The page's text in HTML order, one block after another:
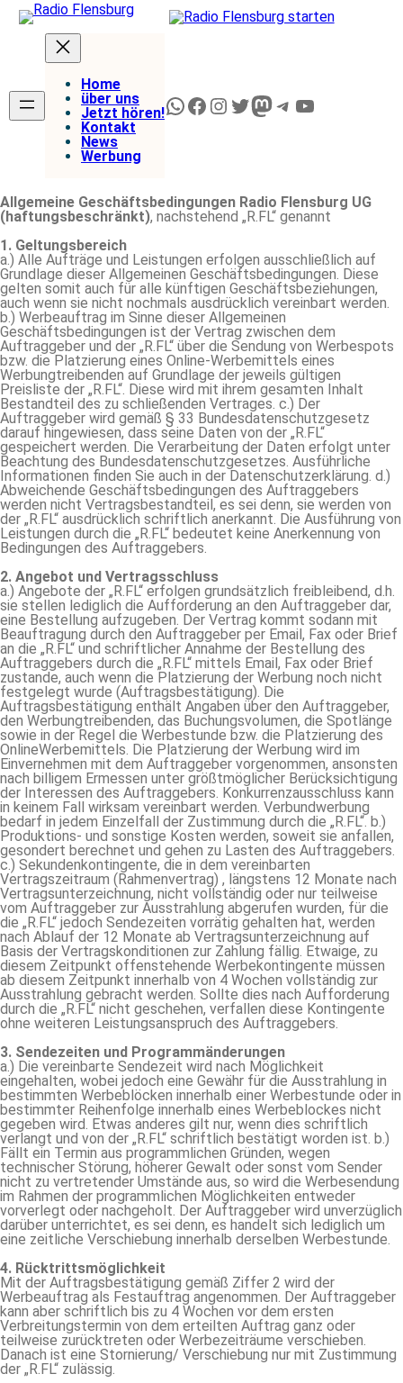
Zum
Inhalt
springen
Home
über uns
Jetzt hören!
Kontakt
News
Werbung
WhatsApp
Facebook
Instagram
Twitter
Mastodon
Telegram
YouTube
Allgemeine Geschäftsbedingungen Radio Flensburg UG
(haftungsbeschränkt), nachstehend „R.FL“ genannt
1. Geltungsbereich
a.) Alle Aufträge und Leistungen erfolgen ausschließlich auf
Grundlage dieser Allgemeinen Geschäftsbedingungen. Diese
gelten somit auch für alle künftigen Geschäftsbeziehungen,
auch wenn sie nicht nochmals ausdrücklich vereinbart werden.
b.) Werbeauftrag im Sinne dieser Allgemeinen
Geschäftsbedingungen ist der Vertrag zwischen dem
Auftraggeber und der „R.FL“ über die Sendung von Werbespots
bzw. die Platzierung eines Online-Werbemittels eines
Werbungtreibenden auf Grundlage der jeweils gültigen
Preisliste der „R.FL“. Diese wird mit ihrem gesamten Inhalt
Bestandteil des zu schließenden Vertrages. c.) Der
Auftraggeber wird gemäß § 33 Bundesdatenschutzgesetz
darauf hingewiesen, dass seine Daten von der „R.FL“
gespeichert werden. Die Verarbeitung der Daten erfolgt unter
Beachtung des Bundesdatenschutzgesetzes. Ausführliche
Informationen finden Sie auch in der Datenschutzerklärung. d.)
Abweichende Geschäftsbedingungen des Auftraggebers
werden nicht Vertragsbestandteil, es sei denn, sie werden von
der „R.FL“ ausdrücklich schriftlich anerkannt. Die Ausführung von
Leistungen durch die „R.FL“ bedeutet keine Anerkennung von
Bedingungen des Auftraggebers.
2. Angebot und Vertragsschluss
a.) Angebote der „R.FL“ erfolgen grundsätzlich freibleibend, d.h.
sie stellen lediglich die Aufforderung an den Auftraggeber dar,
eine Bestellung aufzugeben. Der Vertrag kommt sodann mit
Beauftragung durch den Auftraggeber per Email, Fax oder Brief
an die „R.FL“ und schriftlicher Annahme der Bestellung des
Auftraggebers durch die „R.FL“ mittels Email, Fax oder Brief
zustande, auch wenn die Platzierung der Werbung noch nicht
festgelegt wurde (Auftragsbestätigung). Die
Auftragsbestätigung enthält Angaben über den Auftraggeber,
den Werbungtreibenden, das Buchungsvolumen, die Spotlänge
sowie in der Regel die Werbestunde bzw. die Platzierung des
OnlineWerbemittels. Die Platzierung der Werbung wird im
Einvernehmen mit dem Auftraggeber vorgenommen, ansonsten
nach billigem Ermessen unter größtmöglicher Berücksichtigung
der Interessen des Auftraggebers. Konkurrenzausschluss kann
in keinem Fall wirksam vereinbart werden. Verbundwerbung
bedarf in jedem Einzelfall der Zustimmung durch die „R.FL“. b.)
Produktions- und sonstige Kosten werden, soweit sie anfallen,
gesondert berechnet und gehen zu Lasten des Auftraggebers.
c.) Sekundenkontingente, die in dem vereinbarten
Vertragszeitraum (Rahmenvertrag) , längstens 12 Monate nach
Vertragsunterzeichnung, nicht vollständig oder nur teilweise
vom Auftraggeber zur Ausstrahlung abgerufen wurden, für die
die „R.FL“ jedoch Sendezeiten vorrätig gehalten hat, werden
nach Ablauf der 12 Monate ab Vertragsunterzeichnung auf
Basis der Vertragskonditionen zur Zahlung fällig. Etwaige, zu
diesem Zeitpunkt offenstehende Werbekontingente müssen
ab diesem Zeitpunkt innerhalb von 4 Wochen vollständig zur
Ausstrahlung gebracht werden. Sollte dies nach Aufforderung
durch die „R.FL“ nicht geschehen, verfallen diese Kontingente
ohne weiteren Leistungsanspruch des Auftraggebers.
3. Sendezeiten und Programmänderungen
a.) Die vereinbarte Sendezeit wird nach Möglichkeit
eingehalten, wobei jedoch eine Gewähr für die Ausstrahlung in
bestimmten Werbeblöcken innerhalb einer Werbestunde oder in
bestimmter Reihenfolge innerhalb eines Werbeblockes nicht
gegeben wird. Etwas anderes gilt nur, wenn dies schriftlich
verlangt und von der „R.FL“ schriftlich bestätigt worden ist. b.)
Fällt ein Termin aus programmlichen Gründen, wegen
technischer Störung, höherer Gewalt oder sonst vom Sender
nicht zu vertretender Umstände aus, so wird die Werbesendung
im Rahmen der programmlichen Möglichkeiten entweder
vorverlegt oder nachgeholt. Der Auftraggeber wird unverzüglich
darüber unterrichtet, es sei denn, es handelt sich lediglich um
eine zeitliche Verschiebung innerhalb derselben Werbestunde.
4. Rücktrittsmöglichkeit
Mit der Auftragsbestätigung gemäß Ziffer 2 wird der
Werbeauftrag als Festauftrag angenommen. Der Auftraggeber
kann aber schriftlich bis zu 4 Wochen vor dem ersten
Verbreitungstermin von dem erteilten Auftrag ganz oder
teilweise zurücktreten oder Werbezeiträume verschieben.
Danach ist eine Stornierung/ Verschiebung nur mit Zustimmung
der „R.FL“ zulässig.